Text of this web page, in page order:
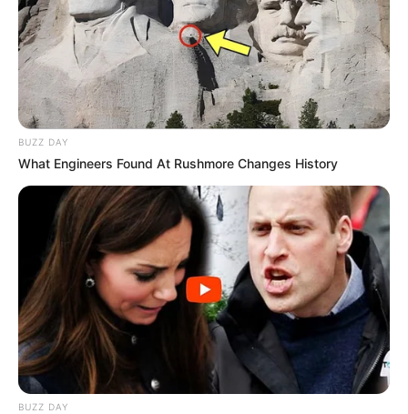
BUZZ DAY
What Engineers Found At Rushmore Changes History
BUZZ DAY